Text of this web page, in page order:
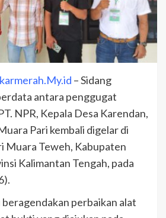
– Sidang
antara penggugat
NPR, Kepala Desa Karendan,
Pari kembali digelar di
Muara Teweh, Kabupaten
Kalimantan Tengah, pada
perbaikan alat